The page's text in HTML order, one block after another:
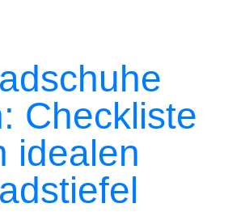
Checkliste
idealen